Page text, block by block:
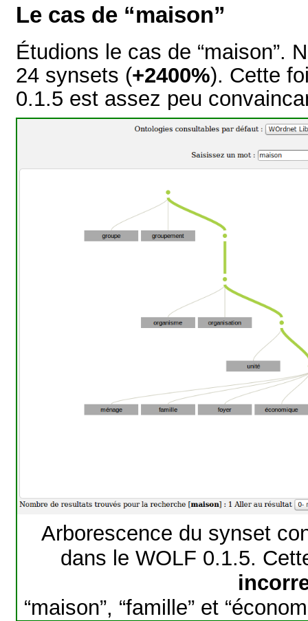
Le cas de “maison”
Étudions le cas de “maison”.
24 synsets (+2400%). Cette
0.1.5 est assez peu
Arborescence du synset
dans le WOLF 0.1.5.
“maison”, “famille” et